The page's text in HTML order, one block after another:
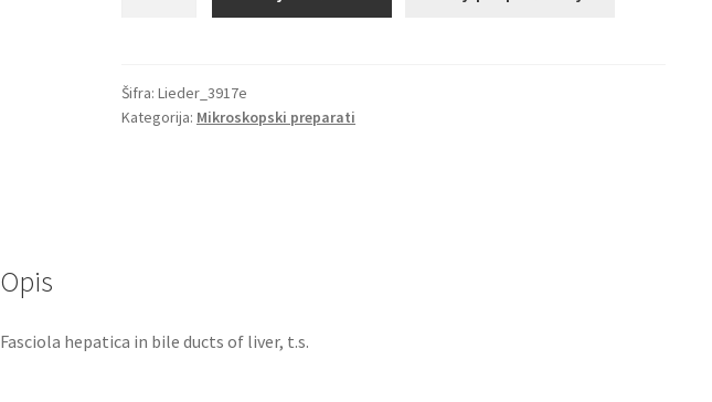
vodih
jeter,
Šifra: Lieder_3917e
Kategorija: Mikroskopski preparati
Opis
Fasciola hepatica in bile ducts of liver, t.s.